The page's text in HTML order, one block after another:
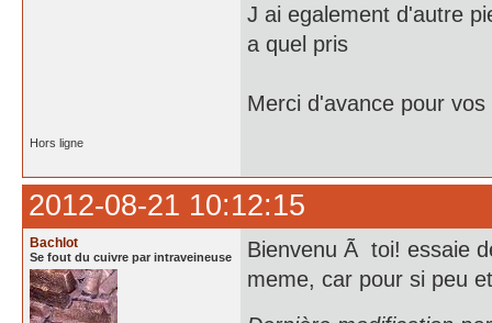
J ai egalement d'autre
a quel pris
Merci d'avance pour vos
Hors ligne
2012-08-21 10:12:15
Bachlot
Se fout du cuivre par intraveineuse
Bienvenu Ã toi! essaie
meme, car pour si peu